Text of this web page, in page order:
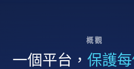
概觀
一個平台， 保護